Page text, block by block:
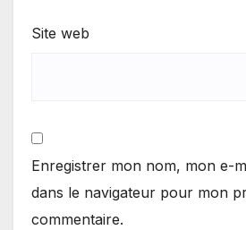
Site web
Enregistrer mon nom, mon e-
dans le navigateur pour mon
commentaire.